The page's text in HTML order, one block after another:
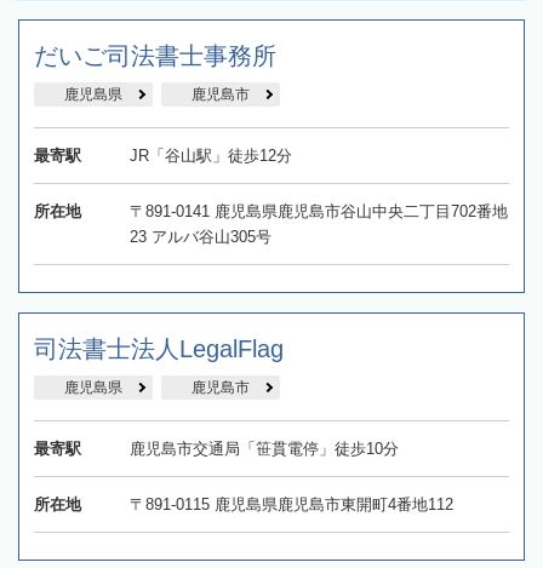
だいご司法書士事務所
鹿児島県 鹿児島市
最寄駅 JR「谷山駅」徒歩12分
所在地
〒891-0141 鹿児島県鹿児島市谷山中央二丁目702番地
23 アルバ谷山305号
司法書士法人LegalFlag
鹿児島県 鹿児島市
最寄駅 鹿児島市交通局「笹貫電停」徒歩10分
所在地 〒891-0115 鹿児島県鹿児島市東開町4番地112